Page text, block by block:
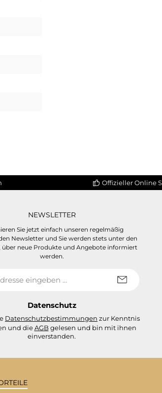
Offizieller Online
NEWSLETTER
Sie jetzt einfach unseren regelmäßig
Newsletter und Sie werden stets unter den
über neue Produkte und Angebote informiert
werden.
Datenschutz
Datenschutzbestimmungen zur Kenntnis
und dieAGB gelesen und bin mit ihnen
einverstanden.